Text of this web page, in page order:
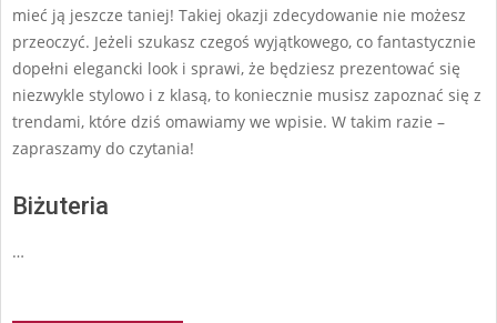
mieć ją jeszcze taniej! Takiej okazji zdecydowanie nie możesz
przeoczyć. Jeżeli szukasz czegoś wyjątkowego, co fantastycznie
dopełni elegancki look i sprawi, że będziesz prezentować się
niezwykle stylowo i z klasą, to koniecznie musisz zapoznać się z
trendami, które dziś omawiamy we wpisie. W takim razie –
zapraszamy do czytania!
Biżuteria
…